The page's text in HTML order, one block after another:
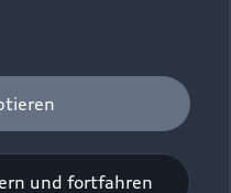
und fortfahren